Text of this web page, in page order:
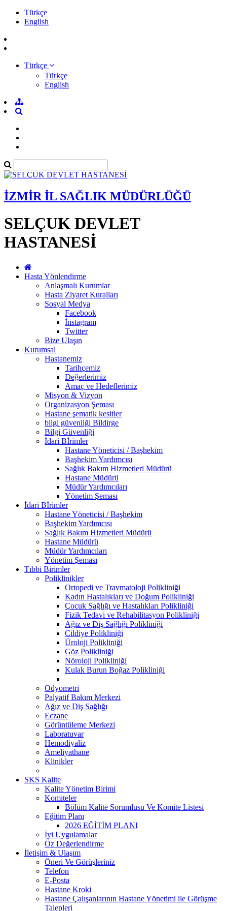
Türkçe
English
Türkçe
Türkçe
English
İZMİR İL SAĞLIK MÜDÜRLÜĞÜ
SELÇUK DEVLET
HASTANESİ
Hasta Yönlendirme
Anlaşmalı Kurumlar
Hasta Ziyaret Kuralları
Sosyal Medya
Facebook
İnstagram
Twitter
Bize Ulaşın
Kurumsal
Hastanemiz
Tarihçemiz
Değerlerimiz
Amaç ve Hedeflerimiz
Misyon & Vizyon
Organizasyon Şeması
Hastane şematik kesitler
bilgi güvenliği Bildirge
Bilgi Güvenliği
İdari Bİrimler
Hastane Yöneticisi / Başhekim
Başhekim Yardımcısı
Sağlık Bakım Hizmetleri Müdürü
Hastane Müdürü
Müdür Yardımcıları
Yönetim Şeması
İdari Bİrimler
Hastane Yöneticisi / Başhekim
Başhekim Yardımcısı
Sağlık Bakım Hizmetleri Müdürü
Hastane Müdürü
Müdür Yardımcıları
Yönetim Şeması
Tıbbi Birimler
Poliklinikler
Ortopedi ve Travmatoloji Polikliniği
Kadın Hastalıkları ve Doğum Polikliniği
Çocuk Sağlığı ve Hastalıkları Polikliniği
Fizik Tedavi ve Rehabilitasyon Polikliniği
Ağız ve Diş Sağlığı Polikliniği
Cildiye Polikliniği
Üroloji Polikliniği
Göz Polikliniği
Nöroloji Polikliniği
Kulak Burun Boğaz Polikliniği
Odyometri
Palyatif Bakım Merkezi
Ağız ve Diş Sağlığı
Eczane
Görüntüleme Merkezi
Laboratuvar
Hemodiyaliz
Ameliyathane
Klinikler
SKS Kalite
Kalite Yönetim Birimi
Komiteler
Bölüm Kalite Sorumlusu Ve Komite Listesi
Eğitim Planı
2026 EĞİTİM PLANI
İyi Uygulamalar
Öz Değerlendirme
İletişim & Ulaşım
Öneri Ve Görüşleriniz
Telefon
E-Posta
Hastane Kroki
Hastane Çalışanlarının Hastane Yönetimi ile Görüşme
Talepleri